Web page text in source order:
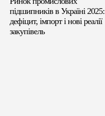
підшипників в Україні 2025:
дефіцит, імпорт і нові реалії
закупівель